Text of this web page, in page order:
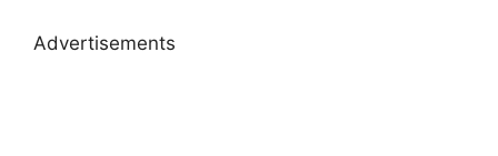
Advertisements